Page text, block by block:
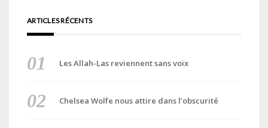
ARTICLES RÉCENTS
Les Allah-Las reviennent sans voix
Chelsea Wolfe nous attire dans l’obscurité